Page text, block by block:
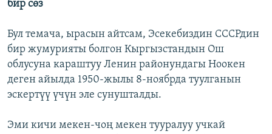
бир сөз
Бул темача, ырасын айтсам, Эсекебиздин СССРдин
бир жумурияты болгон Кыргызстандын Ош
облусуна караштуу Ленин районундагы Ноокен
деген айылда 1950-жылы 8-ноябрда туулганын
эскертүү үчүн эле сунушталды.
Эми кичи мекен-чоң мекен тууралуу учкай